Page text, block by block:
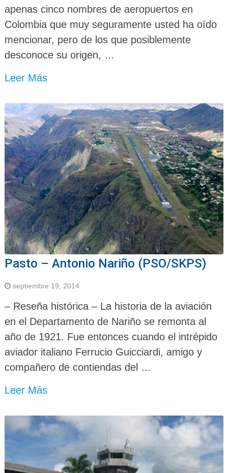
apenas cinco nombres de aeropuertos en
Colombia que muy seguramente usted ha oído
mencionar, pero de los que posiblemente
desconoce su origen, …
Leer Más
Pasto – Antonio Nariño (PSO/SKPS)
septiembre 19, 2014
– Reseña histórica – La historia de la aviación
en el Departamento de Nariño se remonta al
año de 1921. Fue entonces cuando el intrépido
aviador italiano Ferrucio Guicciardi, amigo y
compañero de contiendas del …
Leer Más